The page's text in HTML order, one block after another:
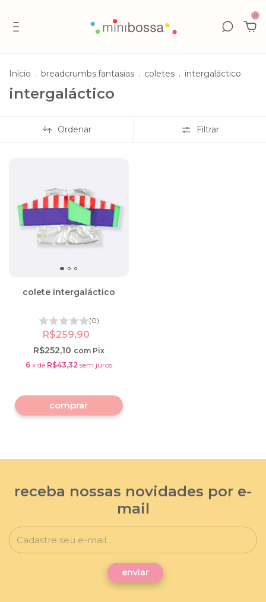
0
Início . breadcrumbs.fantasias . coletes . intergaláctico
intergaláctico
Ordenar Filtrar
colete intergaláctico
(0)
R$259,90
R$252,10 com Pix
6 x de R$43,32 sem juros
receba nossas novidades por e-
mail